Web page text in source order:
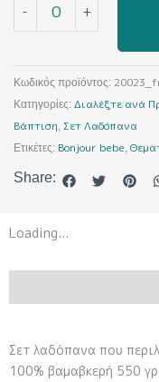
-
Βάπτισης)
ποσότητα
+
Κωδικός προϊόντος:
Κατηγορίες: Διαλέξτε ανά
Βάπτιση, Σετ Λαδόπανα
Ετικέτες: Bonjour bebe,
Share:
Loading...
Σετ λαδόπανα που
100% βαμαβκερή 550